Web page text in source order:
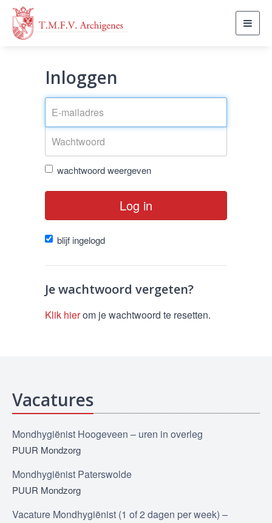
Inloggen
wachtwoord weergeven
Log in
blijf ingelogd
Je wachtwoord vergeten?
Klik hierom je wachtwoord te resetten.
Vacatures
Mondhygiënist Hoogeveen – uren in overleg
PUUR Mondzorg
Mondhygiënist Paterswolde
PUUR Mondzorg
Vacature Mondhygiënist (1 of 2 dagen per week) –